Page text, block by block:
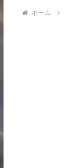
ホーム